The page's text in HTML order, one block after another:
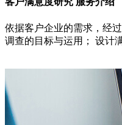
依据客户企业的需求，经
调查的目标与运用； 设计